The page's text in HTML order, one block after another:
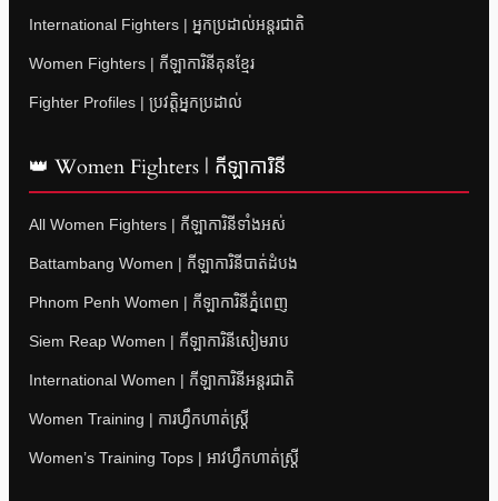
International Fighters | អ្នកប្រដាល់អន្តរជាតិ
Women Fighters | កីឡាការិនីគុនខ្មែរ
Fighter Profiles | ប្រវត្តិអ្នកប្រដាល់
👑 Women Fighters | កីឡាការិនី
All Women Fighters | កីឡាការិនីទាំងអស់
Battambang Women | កីឡាការិនីបាត់ដំបង
Phnom Penh Women | កីឡាការិនីភ្នំពេញ
Siem Reap Women | កីឡាការិនីសៀមរាប
International Women | កីឡាការិនីអន្តរជាតិ
Women Training | ការហ្វឹកហាត់ស្ត្រី
Women’s Training Tops | អាវហ្វឹកហាត់ស្ត្រី